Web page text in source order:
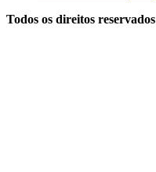
Todos os direitos reservados